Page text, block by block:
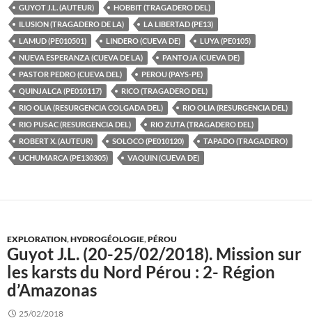
GUYOT J.L. (AUTEUR)
HOBBIT (TRAGADERO DEL)
ILUSION (TRAGADERO DE LA)
LA LIBERTAD (PE13)
LAMUD (PE010501)
LINDERO (CUEVA DE)
LUYA (PE0105)
NUEVA ESPERANZA (CUEVA DE LA)
PANTOJA (CUEVA DE)
PASTOR PEDRO (CUEVA DEL)
PEROU (PAYS-PE)
QUINJALCA (PE010117)
RICO (TRAGADERO DEL)
RIO OLIA (RESURGENCIA COLGADA DEL)
RIO OLIA (RESURGENCIA DEL)
RIO PUSAC (RESURGENCIA DEL)
RIO ZUTA (TRAGADERO DEL)
ROBERT X. (AUTEUR)
SOLOCO (PE010120)
TAPADO (TRAGADERO)
UCHUMARCA (PE130305)
VAQUIN (CUEVA DE)
EXPLORATION,HYDROGÉOLOGIE,PÉROU
Guyot J.L. (20-25/02/2018). Mission sur
les karsts du Nord Pérou : 2- Région
d’Amazonas
25/02/2018